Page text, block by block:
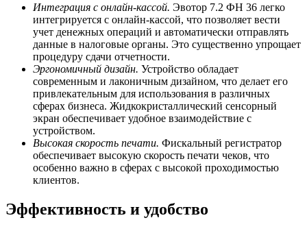
Интеграция с онлайн-кассой. Эвотор 7.2 ФН 36 легко
интегрируется с онлайн-кассой, что позволяет вести
учет денежных операций и автоматически отправлять
данные в налоговые органы. Это существенно упрощает
процедуру сдачи отчетности.
Эргономичный дизайн. Устройство обладает
современным и лаконичным дизайном, что делает его
привлекательным для использования в различных
сферах бизнеса. Жидкокристаллический сенсорный
экран обеспечивает удобное взаимодействие с
устройством.
Высокая скорость печати. Фискальный регистратор
обеспечивает высокую скорость печати чеков, что
особенно важно в сферах с высокой проходимостью
клиентов.
Эффективность и удобство